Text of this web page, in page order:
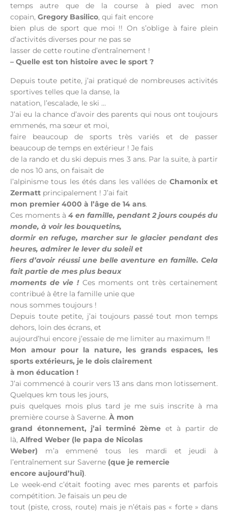
temps autre que de la course à pied avec mon
copain, Gregory Basilico, qui fait encore
bien plus de sport que moi !! On s’oblige à faire plein
d’activités diverses pour ne pas se
lasser de cette routine d’entraînement !
– Quelle est ton histoire avec le sport ?
Depuis toute petite, j’ai pratiqué de nombreuses activités
sportives telles que la danse, la
natation, l’escalade, le ski …
J’ai eu la chance d’avoir des parents qui nous ont toujours
emmenés, ma sœur et moi,
faire beaucoup de sports très variés et de passer
beaucoup de temps en extérieur ! Je fais
de la rando et du ski depuis mes 3 ans. Par la suite, à partir
de nos 10 ans, on faisait de
l’alpinisme tous les étés dans les vallées de Chamonix et
Zermatt principalement ! J’ai fait
mon premier 4000 à l’âge de 14 ans.
Ces moments à 4 en famille, pendant 2 jours coupés du
monde, à voir les bouquetins,
dormir en refuge, marcher sur le glacier pendant des
heures, admirer le lever du soleil et
fiers d’avoir réussi une belle aventure en famille. Cela
fait partie de mes plus beaux
moments de vie !Ces moments ont très certainement
contribué à être la famille unie que
nous sommes toujours !
Depuis toute petite, j’ai toujours passé tout mon temps
dehors, loin des écrans, et
aujourd’hui encore j’essaie de me limiter au maximum !!
Mon amour pour la nature, les grands espaces, les
sports extérieurs, je le dois clairement
à mon éducation !
J’ai commencé à courir vers 13 ans dans mon lotissement.
Quelques km tous les jours,
puis quelques mois plus tard je me suis inscrite à ma
première course à Saverne. À mon
grand étonnement, j’ai terminé 2ème et à partir de
là, Alfred Weber (le papa de Nicolas
Weber) m’a emmené tous les mardi et jeudi à
l’entraînement sur Saverne (que je remercie
encore aujourd’hui).
Le week-end c’était footing avec mes parents et parfois
compétition. Je faisais un peu de
tout (piste, cross, route) mais je n’étais pas « forte » dans